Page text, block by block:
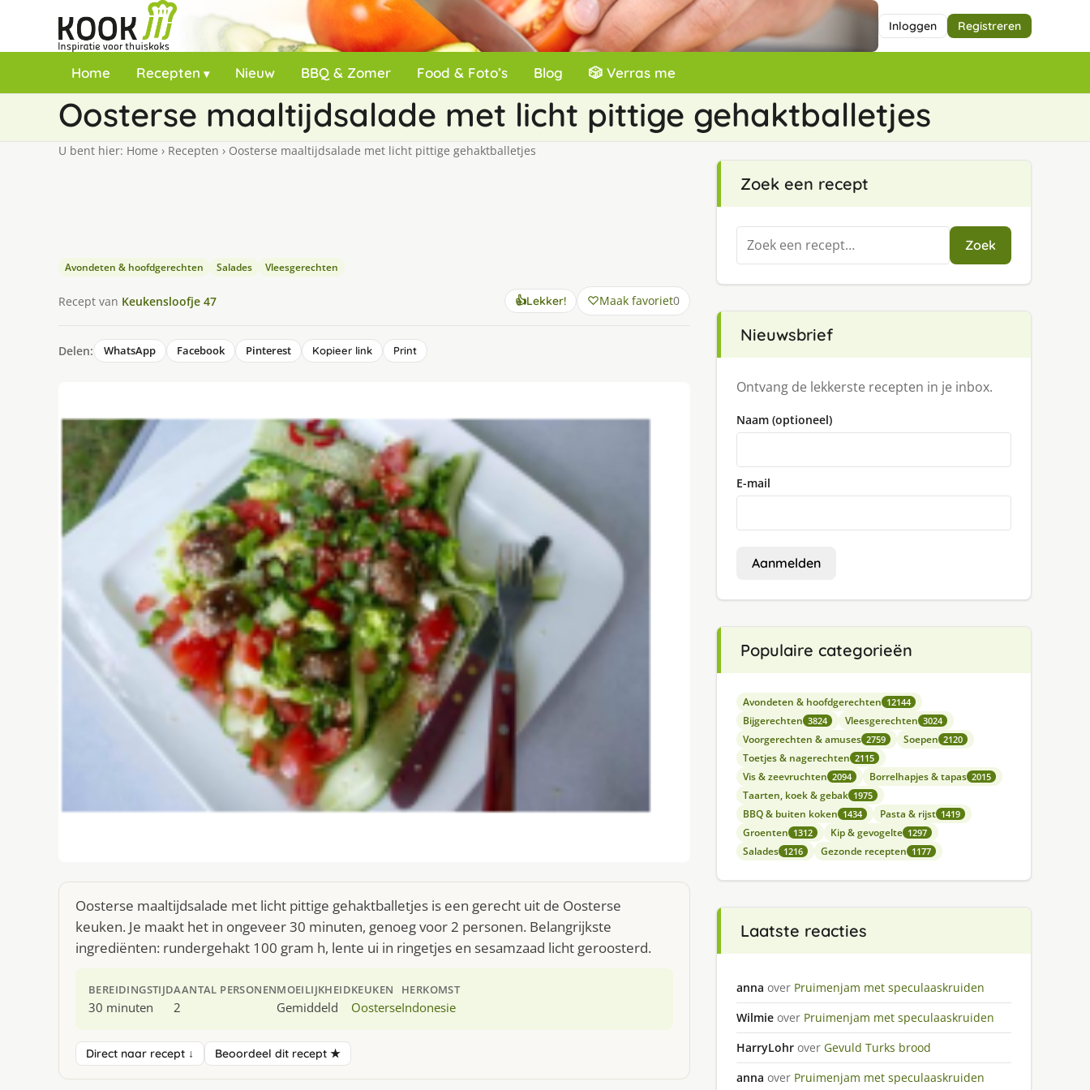
Inloggen Registreren
Home Recepten Nieuw BBQ & Zomer Food & Foto’s Blog 🎲 Verras me
Oosterse maaltijdsalade met licht pittige gehaktballetjes
U bent hier: Home › Recepten › Oosterse maaltijdsalade met licht pittige gehaktballetjes
Avondeten & hoofdgerechten Salades Vleesgerechten
Recept van Keukensloofje 47 👍Lekker! Maak favoriet0
Delen: WhatsApp Facebook Pinterest Kopieer link Print
Oosterse maaltijdsalade met licht pittige gehaktballetjes is een gerecht uit de Oosterse
keuken. Je maakt het in ongeveer 30 minuten, genoeg voor 2 personen. Belangrijkste
ingrediënten: rundergehakt 100 gram h, lente ui in ringetjes en sesamzaad licht geroosterd.
BEREIDINGSTIJD
30 minuten
AANTAL PERSONEN
2
MOEILIJKHEID
Gemiddeld
KEUKEN
Oosterse
HERKOMST
Indonesie
Direct naar recept ↓ Beoordeel dit recept ★
Zoek een recept
Zoeken
naar:
Zoek
Nieuwsbrief
Ontvang de lekkerste recepten in je inbox.
Naam (optioneel)
E-mail
Aanmelden
Populaire categorieën
Avondeten & hoofdgerechten 12144
Bijgerechten 3824 Vleesgerechten 3024
Voorgerechten & amuses 2759 Soepen 2120
Toetjes & nagerechten 2115
Vis & zeevruchten 2094 Borrelhapjes & tapas 2015
Taarten, koek & gebak 1975
BBQ & buiten koken 1434 Pasta & rijst 1419
Groenten 1312 Kip & gevogelte 1297
Salades 1216 Gezonde recepten 1177
Laatste reacties
anna over Pruimenjam met speculaaskruiden
Wilmie over Pruimenjam met speculaaskruiden
HarryLohr over Gevuld Turks brood
anna over Pruimenjam met speculaaskruiden